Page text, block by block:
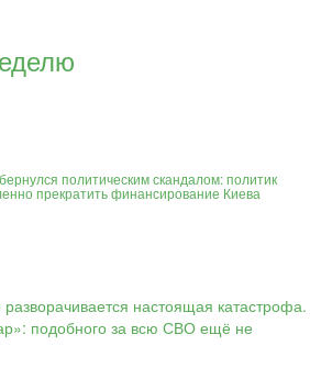
политическим скандалом: политик
прекратить финансирование Киева